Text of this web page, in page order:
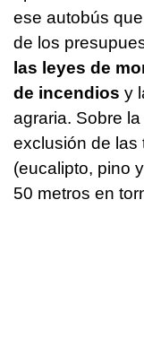
ese autobús
de los
las leyes de
de incendios y
agraria. Sobre
exclusión de las
(eucalipto, pino
50 metros en